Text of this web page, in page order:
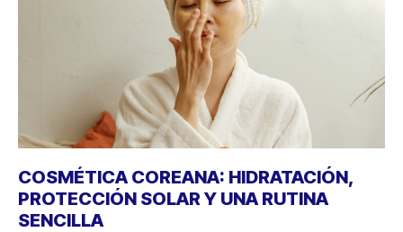
COSMÉTICA COREANA: HIDRATACIÓN,
PROTECCIÓN SOLAR Y UNA RUTINA
SENCILLA